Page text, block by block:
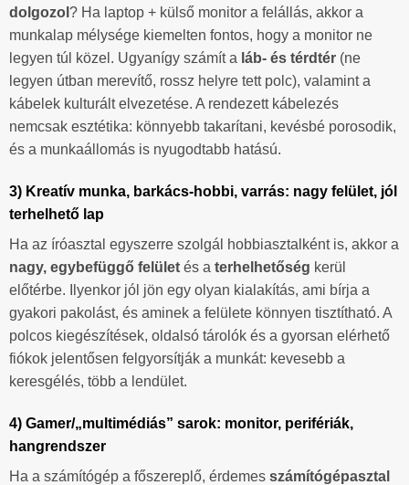
dolgozol ? Ha laptop + külső monitor a felállás, akkor a
munkalap mélysége kiemelten fontos, hogy a monitor ne
legyen túl közel. Ugyanígy számít a láb- és térdtér (ne
legyen útban merevítő, rossz helyre tett polc), valamint a
kábelek kulturált elvezetése. A rendezett kábelezés
nemcsak esztétika: könnyebb takarítani, kevésbé porosodik,
és a munkaállomás is nyugodtabb hatású.
3) Kreatív munka, barkács-hobbi, varrás: nagy felület, jól
terhelhető lap
Ha az íróasztal egyszerre szolgál hobbiasztalként is, akkor a
nagy, egybefüggő felület és a terhelhetőség kerül
előtérbe. Ilyenkor jól jön egy olyan kialakítás, ami bírja a
gyakori pakolást, és aminek a felülete könnyen tisztítható. A
polcos kiegészítések, oldalsó tárolók és a gyorsan elérhető
fiókok jelentősen felgyorsítják a munkát: kevesebb a
keresgélés, több a lendület.
4) Gamer/„multimédiás” sarok: monitor, perifériák,
hangrendszer
Ha a számítógép a főszereplő, érdemes számítógépasztal